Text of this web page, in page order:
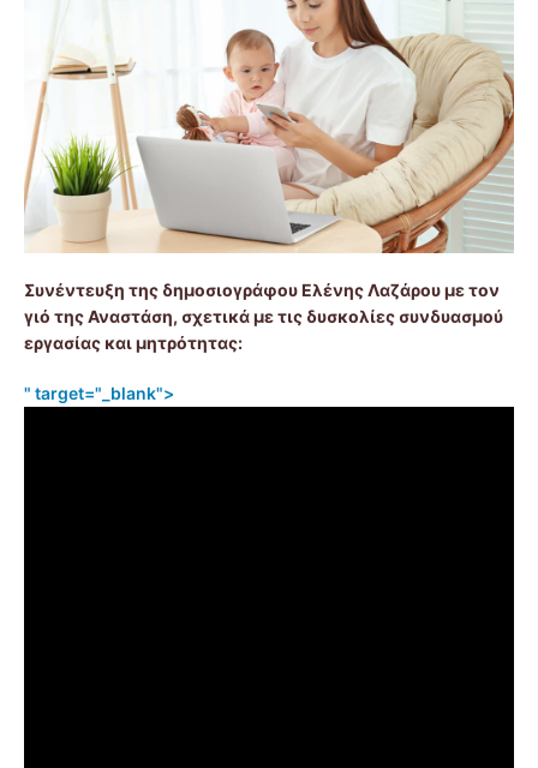
Συνέντευξη της δημοσιογράφου Ελένης Λαζάρου με τον
γιό της Αναστάση, σχετικά με τις δυσκολίες συνδυασμού
εργασίας και μητρότητας:
" target="_blank">